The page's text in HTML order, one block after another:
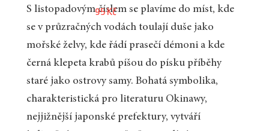
95 Kč
S listopadovým číslem se plavíme do míst, kde
se v průzračných vodách toulají duše jako
mořské želvy, kde řádí prasečí démoni a kde
černá klepeta krabů píšou do písku příběhy
staré jako ostrovy samy. Bohatá symbolika,
charakteristická pro literaturu Okinawy,
nejjižnější japonské prefektury, vytváří